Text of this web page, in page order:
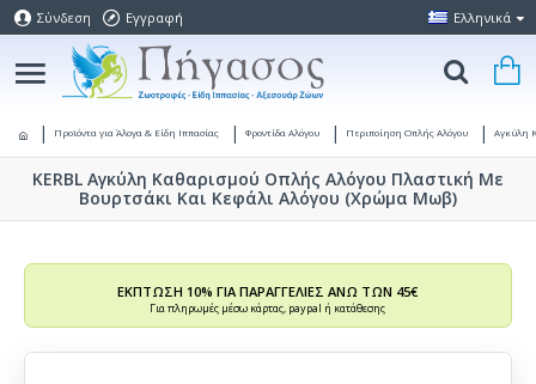
Σύνδεση Εγγραφή Ελληνικά
Προϊόντα για Άλογα & Είδη Ιππασίας Φροντίδα Αλόγου Περιποίηση Οπλής Αλόγου Αγκύλη
KERBL Αγκύλη Καθαρισμού Οπλής Αλόγου Πλαστική Με
Βουρτσάκι Και Κεφάλι Αλόγου (Χρώμα Μωβ)
ΕΚΠΤΩΣΗ 10% ΓΙΑ ΠΑΡΑΓΓΕΛΙΕΣ ΑΝΩ ΤΩΝ 45€
Για πληρωμές μέσω κάρτας, paypal ή κατάθεσης